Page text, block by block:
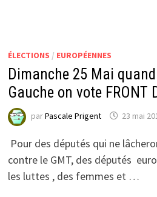
ÉLECTIONS / EUROPÉENNES
Dimanche 25 Mai
Gauche on vote FRONT
parPascale Prigent 23 mai
Pour des députés qui ne
contre le GMT, des députés
les luttes , des femmes et …